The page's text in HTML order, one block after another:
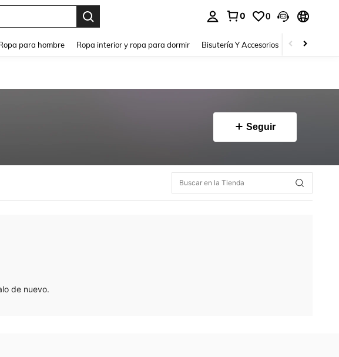
0 0
para hombre Ropa interior y ropa para dormir Bisutería Y Accesorios Zapatos
Seguir
de nuevo.